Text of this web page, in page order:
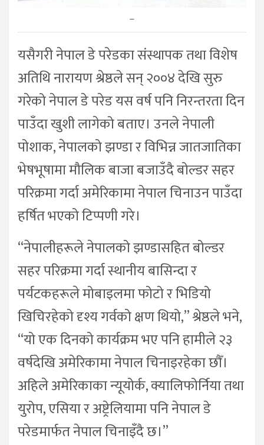
–
यसैगरी नेपाल डे परेडका संस्थापक तथा विशेष
अतिथि नारायण श्रेष्ठले सन् २००४ देखि सुरु
गरेको नेपाल डे परेड यस वर्ष पनि निरन्तरता दिन
पाउँदा खुशी लागेको बताए। उनले नेपाली
पोशाक, नेपालको झण्डा र विभिन्न जातजातिका
भेषभूषामा मौलिक बाजा बजाउँदै बोल्डर सहर
परिक्रमा गर्दा अमेरिकामा नेपाल चिनाउन पाउँदा
हर्षित भएको टिप्पणी गरे।
“नेपालीहरूले नेपालको झण्डासहित बोल्डर
सहर परिक्रमा गर्दा स्थानीय बासिन्दा र
पर्यटकहरूले मोबाइलमा फोटो र भिडियो
खिचिरहेको दृश्य गर्वको क्षण थियो,” श्रेष्ठले भने,
“यो एक दिनको कार्यक्रम भए पनि हामीले २३
वर्षदेखि अमेरिकामा नेपाल चिनाइरहेका छौँ।
अहिले अमेरिकाका न्यूयोर्क, क्यालिफोर्निया तथा
युरोप, एसिया र अष्ट्रेलियामा पनि नेपाल डे
परेडमार्फत नेपाल चिनाइँदै छ।”